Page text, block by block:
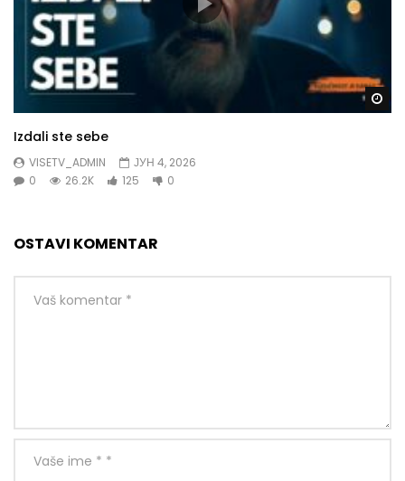
Izdali ste sebe
VISETV_ADMIN
ЈУН 4, 2026
0
26.2K 125 0
OSTAVI KOMENTAR